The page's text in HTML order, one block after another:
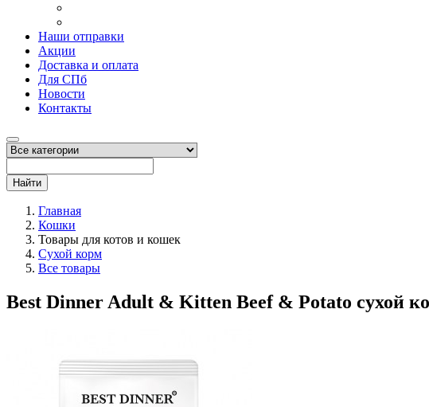
Наши отправки
Акции
Доставка и оплата
Для СПб
Новости
Контакты
Найти
Главная
Кошки
Товары для котов и кошек
Сухой корм
Все товары
Best Dinner Adult & Kitten Beef & Potato сухой